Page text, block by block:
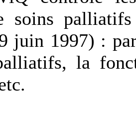
soins
juin 1997) :
la